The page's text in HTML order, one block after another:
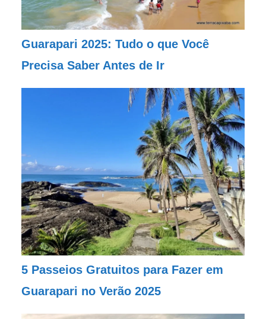
Guarapari 2025: Tudo o que Você
Precisa Saber Antes de Ir
5 Passeios Gratuitos para Fazer em
Guarapari no Verão 2025